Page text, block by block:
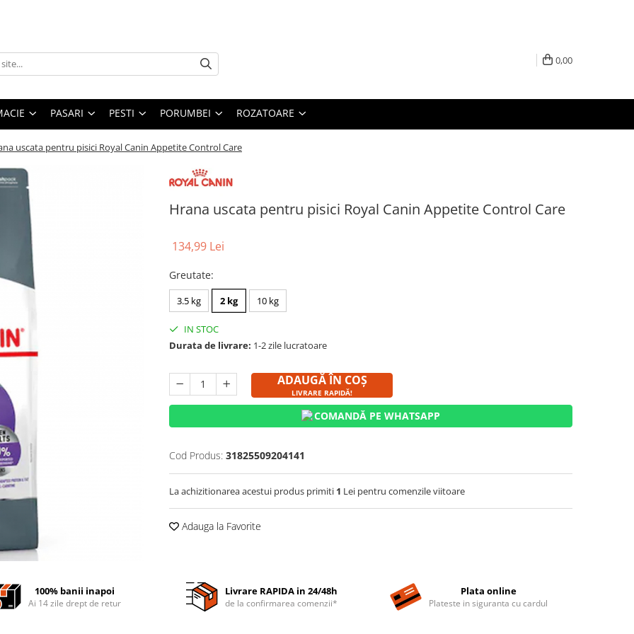
0,00
PASARI PESTI PORUMBEI ROZATOARE
uscata pentru pisici Royal Canin Appetite Control Care
Hrana uscata pentru pisici Royal Canin Appetite Control Care
134,99 Lei
Greutate:
3.5 kg 2 kg 10 kg
IN STOC
Durata de livrare: 1-2 zile lucratoare
ADAUGĂ ÎN COȘ
LIVRARE RAPIDĂ!
COMANDĂ PE WHATSAPP
Cod Produs: 31825509204141
La achizitionarea acestui produs primiti 1 Lei pentru comenzile viitoare
Adauga la Favorite
100% banii inapoi
Ai 14 zile drept de retur
Livrare RAPIDA in 24/48h
de la confirmarea comenzii*
Plata online
Plateste in siguranta cu cardul